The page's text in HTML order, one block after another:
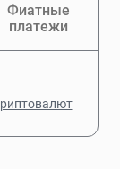
Фиатные
платежи